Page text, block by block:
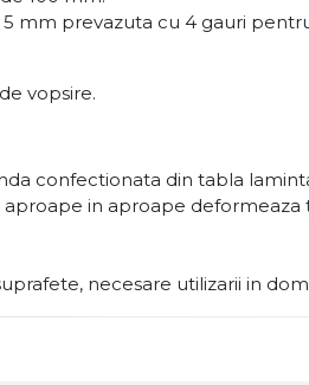
mm prevazuta cu 4 gauri
vopsire.
confectionata din tabla
in aproape
necesare utilizarii in